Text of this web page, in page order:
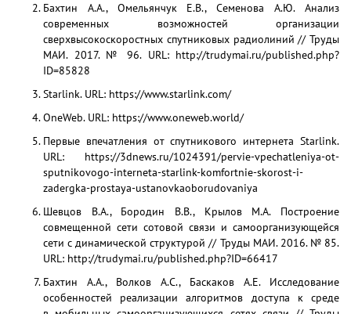
Бахтин А.А., Омельянчук Е.В., Семенова А.Ю. Анализ
современных возможностей организации
сверхвысокоскоростных спутниковых радиолиний // Труды
МАИ. 2017. № 96. URL: http://trudymai.ru/published.php?
ID=85828
Starlink. URL: https://www.starlink.com/
OneWeb. URL: https://www.oneweb.world/
Первые впечатления от спутникового интернета Starlink.
URL: https://3dnews.ru/1024391/pervie-vpechatleniya-ot-
sputnikovogo-interneta-starlink-komfortnie-skorost-i-
zadergka-prostaya-ustanovkaoborudovaniya
Шевцов В.А., Бородин В.В., Крылов М.А. Построение
совмещенной сети сотовой связи и самоорганизующейся
сети с динамической структурой // Труды МАИ. 2016. № 85.
URL: http://trudymai.ru/published.php?ID=66417
Бахтин А.А., Волков А.С., Баскаков А.Е. Исследование
особенностей реализации алгоритмов доступа к среде